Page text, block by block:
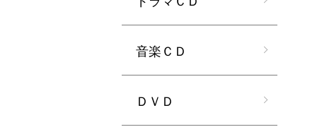
音楽ＣＤ
ＤＶＤ